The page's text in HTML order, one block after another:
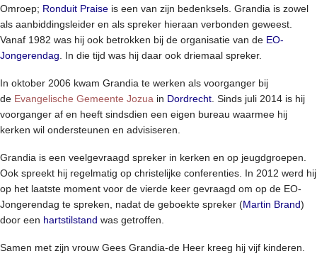
Omroep; Ronduit Praise is een van zijn bedenksels. Grandia is zowel
als aanbiddingsleider en als spreker hieraan verbonden geweest.
Vanaf 1982 was hij ook betrokken bij de organisatie van de EO-
Jongerendag. In die tijd was hij daar ook driemaal spreker.
In oktober 2006 kwam Grandia te werken als voorganger bij
de Evangelische Gemeente Jozua in Dordrecht. Sinds juli 2014 is hij
voorganger af en heeft sindsdien een eigen bureau waarmee hij
kerken wil ondersteunen en advisiseren.
Grandia is een veelgevraagd spreker in kerken en op jeugdgroepen.
Ook spreekt hij regelmatig op christelijke conferenties. In 2012 werd hij
op het laatste moment voor de vierde keer gevraagd om op de EO-
Jongerendag te spreken, nadat de geboekte spreker (Martin Brand)
door een hartstilstand was getroffen.
Samen met zijn vrouw Gees Grandia-de Heer kreeg hij vijf kinderen.